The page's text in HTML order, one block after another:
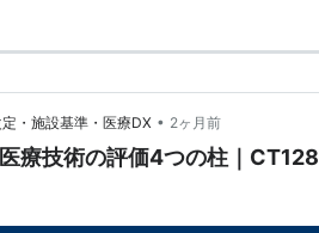
・施設基準・医療DX • 2ヶ月前
療技術の評価4つの柱｜CT128